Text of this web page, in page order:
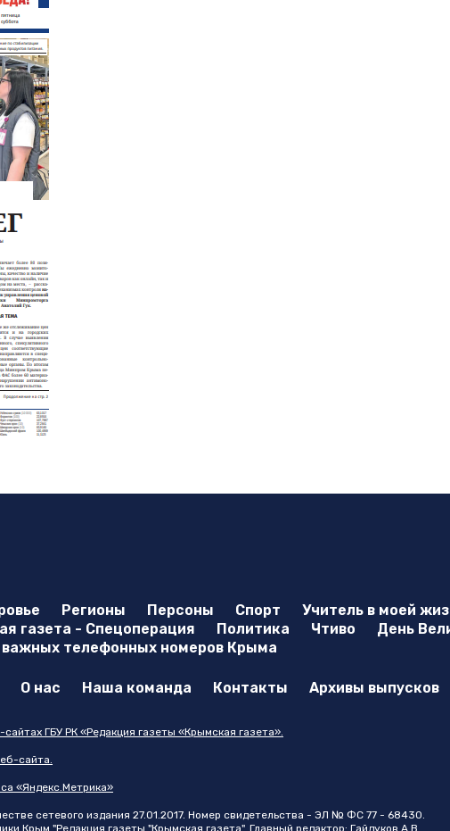
Регионы Персоны Спорт Учитель в моей
газета - Спецоперация Политика Чтиво День
важных телефонных номеров Крыма
О нас Наша команда Контакты Архивы выпусков
ГБУ РК «Редакция газеты «Крымская газета».
сайта.
«Яндекс.Метрика»
сетевого издания 27.01.2017. Номер свидетельства - ЭЛ № ФС 77 - 68430.
Крым "Редакция газеты "Крымская газета". Главный редактор: Гайдуков А.В.